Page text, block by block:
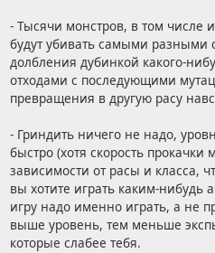
- Тысячи монстров, в том числе
будут убивать самыми разными
долбления дубинкой какого-
отходами с последующими
превращения в другую расу
- Гриндить ничего не надо,
быстро (хотя скорость прокачки
зависимости от расы и класса,
вы хотите играть каким-нибудь
игру надо именно играть, а не
выше уровень, тем меньше
которые слабее тебя.